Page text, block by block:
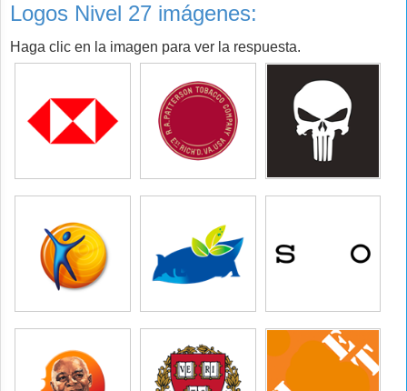
Logos Nivel 27 imágenes:
Haga clic en la imagen para ver la respuesta.